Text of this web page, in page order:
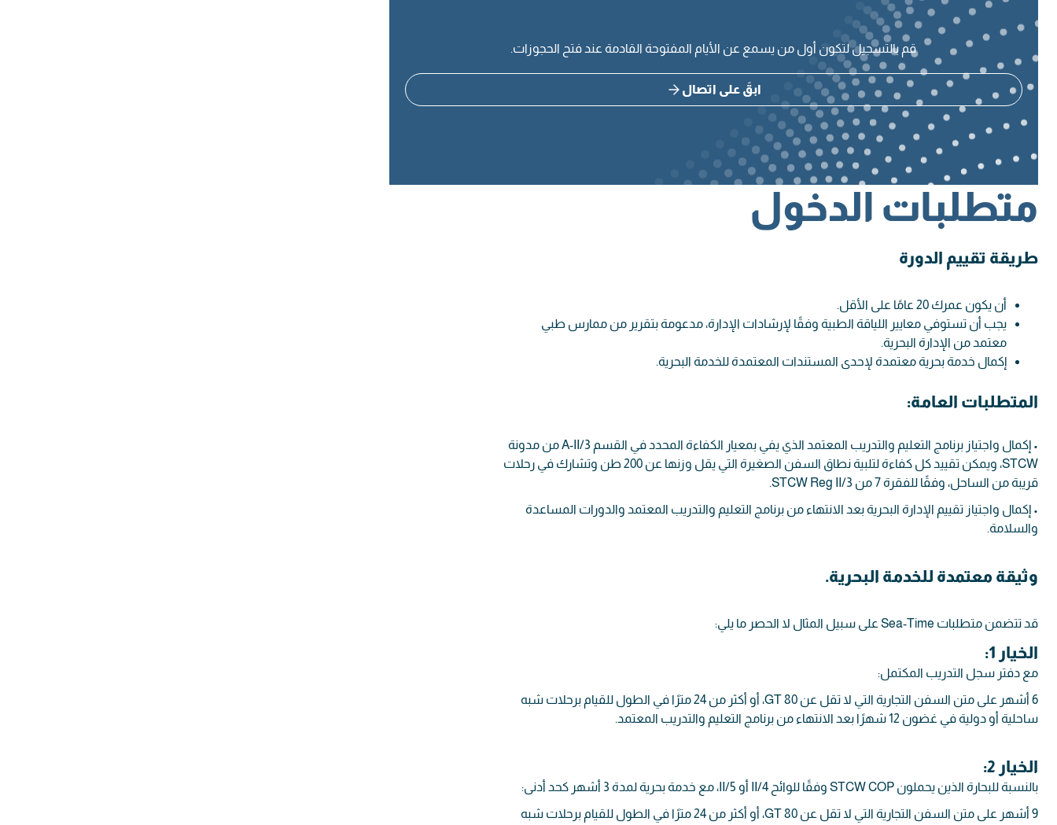
قم بالتسجيل لتكون أول من يسمع عن الأيام المفتوحة القادمة عند فتح الحجوزات.
ابقَ على اتصال
متطلبات الدخول
طريقة تقييم الدورة
أن يكون عمرك 20 عامًا على الأقل.
يجب أن تستوفي معايير اللياقة الطبية وفقًا لإرشادات الإدارة، مدعومة بتقرير من ممارس طبي
معتمد من الإدارة البحرية.
إكمال خدمة بحرية معتمدة لإحدى المستندات المعتمدة للخدمة البحرية.
المتطلبات العامة:
• إكمال واجتياز برنامج التعليم والتدريب المعتمد الذي يفي بمعيار الكفاءة المحدد في القسم A-II/3 من مدونة
STCW، ويمكن تقييد كل كفاءة لتلبية نطاق السفن الصغيرة التي يقل وزنها عن 200 طن وتشارك في رحلات
قريبة من الساحل، وفقًا للفقرة 7 من STCW Reg II/3.
• إكمال واجتياز تقييم الإدارة البحرية بعد الانتهاء من برنامج التعليم والتدريب المعتمد والدورات المساعدة
والسلامة.
وثيقة معتمدة للخدمة البحرية.
قد تتضمن متطلبات Sea-Time على سبيل المثال لا الحصر ما يلي:
الخيار 1:
مع دفتر سجل التدريب المكتمل:
6 أشهر على متن السفن التجارية التي لا تقل عن 80 GT، أو أكثر من 24 مترًا في الطول للقيام برحلات شبه
ساحلية أو دولية في غضون 12 شهرًا بعد الانتهاء من برنامج التعليم والتدريب المعتمد.
الخيار 2:
بالنسبة للبحارة الذين يحملون STCW COP وفقًا للوائح II/4 أو II/5، مع خدمة بحرية لمدة 3 أشهر كحد أدنى:
9 أشهر على متن السفن التجارية التي لا تقل عن 80 GT، أو أكثر من 24 مترًا في الطول للقيام برحلات شبه